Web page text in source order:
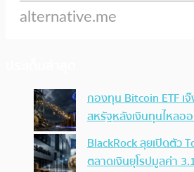
กองทุน Bitcoin ETF เ
สหรัฐหลังเงินทุนไหลอ
BlackRock ลุยเปิดตัว
ตลาดเงินยุโรปมูลค่า